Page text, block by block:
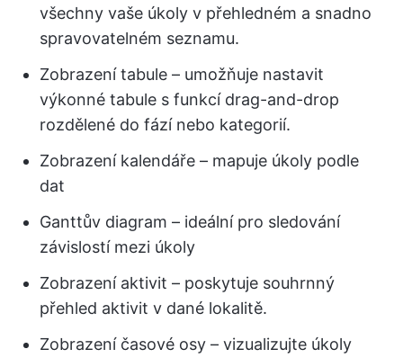
všechny vaše úkoly v přehledném a snadno
spravovatelném seznamu.
Zobrazení tabule – umožňuje nastavit
výkonné tabule s funkcí drag-and-drop
rozdělené do fází nebo kategorií.
Zobrazení kalendáře – mapuje úkoly podle
dat
Ganttův diagram – ideální pro sledování
závislostí mezi úkoly
Zobrazení aktivit – poskytuje souhrnný
přehled aktivit v dané lokalitě.
Zobrazení časové osy – vizualizujte úkoly